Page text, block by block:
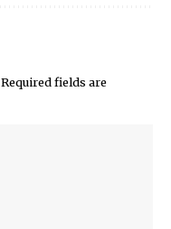
Required fields are